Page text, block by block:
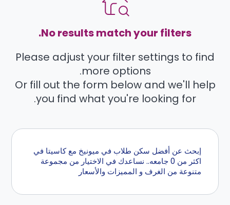
No results match your filters.
Please adjust your filter settings to find
more options.
Or fill out the form below and we'll help
you find what you're looking for.
إبحث عن أفضل سكن طلاب في ميونيخ مع كاسيتا في
اكثر من 0 جامعه.. نساعدك في الاختيار من مجموعة
متنوعة من الغرف و المميزات والأسعار